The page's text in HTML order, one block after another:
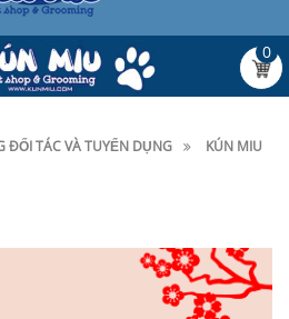
0
ĐỐI TÁC VÀ TUYỂN DỤNG
KÚN MIU